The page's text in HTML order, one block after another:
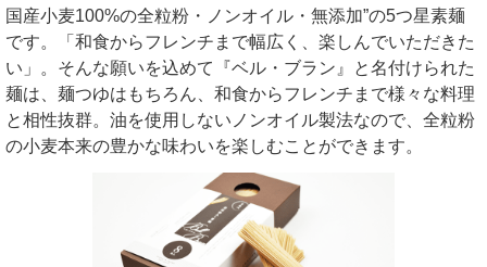
国産小麦100%の全粒粉・ノンオイル・無添加”の5つ星素麺
です。「和食からフレンチまで幅広く、楽しんでいただきた
い」。そんな願いを込めて『ベル・ブラン』と名付けられた
麺は、麺つゆはもちろん、和食からフレンチまで様々な料理
と相性抜群。油を使用しないノンオイル製法なので、全粒粉
の小麦本来の豊かな味わいを楽しむことができます。